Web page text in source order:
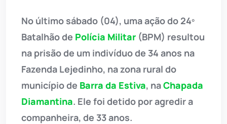
No último sábado (04), uma ação do 24º
Batalhão de Polícia Militar (BPM) resultou
na prisão de um indivíduo de 34 anos na
Fazenda Lejedinho, na zona rural do
município de Barra da Estiva, naChapada
Diamantina. Ele foi detido por agredir a
companheira, de 33 anos.